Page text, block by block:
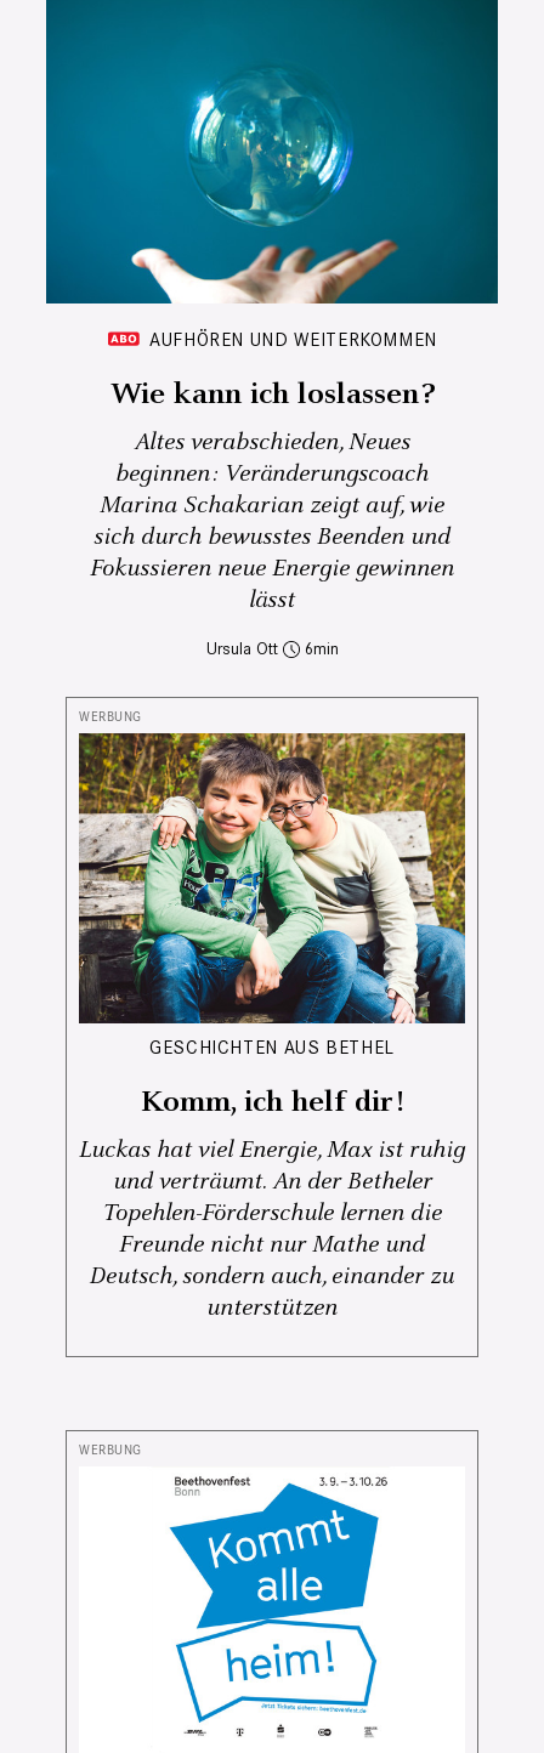
AUFHÖREN UND WEITERKOMMEN
Wie kann ich loslassen?
Altes verabschieden, Neues
beginnen: Veränderungscoach
Marina Schakarian zeigt auf, wie
sich durch bewusstes Beenden und
Fokussieren neue Energie gewinnen
lässt
Ursula Ott 6
GESCHICHTEN AUS BETHEL
Komm, ich helf dir!
Luckas hat viel Energie, Max ist ruhig
und verträumt. An der Betheler
Topehlen-Förderschule lernen die
Freunde nicht nur Mathe und
Deutsch, sondern auch, einander zu
unterstützen